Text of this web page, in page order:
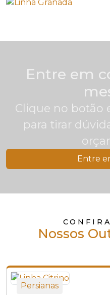
Entre em
Clique no botão
para tirar
Entre
Nossos
Persianas